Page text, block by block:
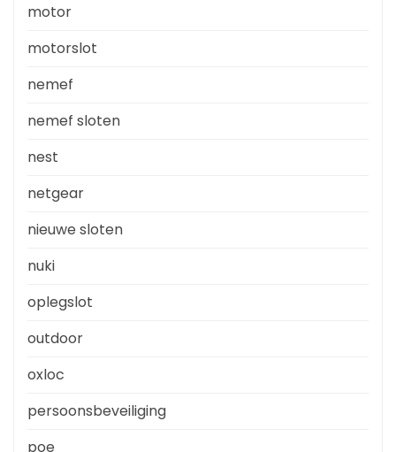
motor
motorslot
nemef
nemef sloten
nest
netgear
nieuwe sloten
nuki
oplegslot
outdoor
oxloc
persoonsbeveiliging
poe